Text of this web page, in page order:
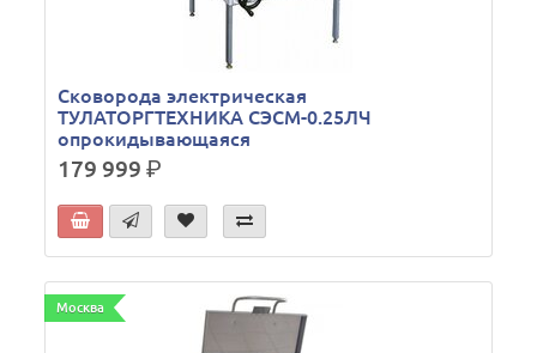
Сковорода электрическая
ТУЛАТОРГТЕХНИКА СЭСМ-0.25ЛЧ
опрокидывающаяся
179 999р.
Москва